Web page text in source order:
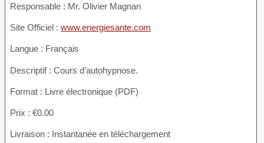
Responsable : Mr. Olivier Magnan
Site Officiel : www.energiesante.com
Langue : Français
Descriptif : Cours d’autohypnose.
Format : Livre électronique (PDF)
Prix : €0.00
Livraison : Instantanée en téléchargement